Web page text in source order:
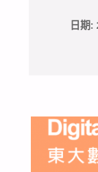
日期: